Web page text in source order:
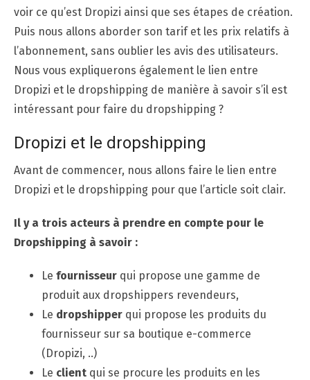
voir ce qu’est Dropizi ainsi que ses étapes de création.
Puis nous allons aborder son tarif et les prix relatifs à
l’abonnement, sans oublier les avis des utilisateurs.
Nous vous expliquerons également le lien entre
Dropizi et le dropshipping de manière à savoir s’il est
intéressant pour faire du dropshipping ?
Dropizi et le dropshipping
Avant de commencer, nous allons faire le lien entre
Dropizi et le dropshipping pour que l’article soit clair.
Il y a trois acteurs à prendre en compte pour le
Dropshipping à savoir :
Le fournisseur qui propose une gamme de
produit aux dropshippers revendeurs,
Le dropshipper qui propose les produits du
fournisseur sur sa boutique e-commerce
(Dropizi, ..)
Le client qui se procure les produits en les